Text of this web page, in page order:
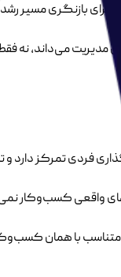
بازنگری مسیر رشد و
می‌داند، نه فقط
فردی تمرکز دارد و
واقعی کسب‌وکار
متناسب با همان